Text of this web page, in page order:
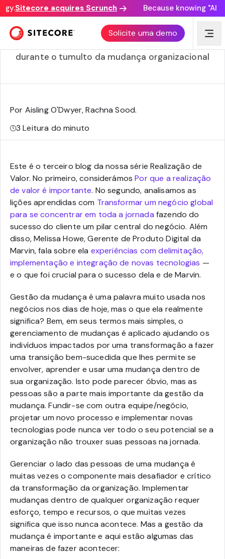
Sitecore acquires Scrunch Because knowing "AI
Solicite uma demo
Cinco formas de inspirar a gestão da mudança
Explore cinco maneiras de apoiar suas equipes
durante o tumulto da mudança organizacional
Por Aisling O'Dwyer, Rachna Sood.
3Leitura do minuto
Este é o terceiro blog da nossa série Realização de
Valor. No primeiro, considerámosPor que a realização
de valor é importante. No segundo, analisamos as
lições aprendidas com Transformar um negócio global
para se concentrar em toda a jornada fazendo do
sucesso do cliente um pilar central do negócio. Além
disso, Melissa Howe, Gerente de Produto Digital da
Marvin, fala sobre ela experiências com delimitação,
implementação e integração de novas tecnologias —
e o que foi crucial para o sucesso dela e de Marvin.
Gestão da mudança é uma palavra muito usada nos
negócios nos dias de hoje, mas o que ela realmente
significa? Bem, em seus termos mais simples, o
gerenciamento de mudanças é aplicado ajudando os
indivíduos impactados por uma transformação a fazer
uma transição bem-sucedida que lhes permite se
envolver, aprender e usar uma mudança dentro de
sua organização. Isto pode parecer óbvio, mas as
pessoas são a parte mais importante da gestão da
mudança. Fundir-se com outra equipe/negócio,
projetar um novo processo e implementar novas
tecnologias pode nunca ver todo o seu potencial se a
organização não trouxer suas pessoas na jornada.
Gerenciar o lado das pessoas de uma mudança é
muitas vezes o componente mais desafiador e crítico
da transformação da organização. Implementar
mudanças dentro de qualquer organização requer
esforço, tempo e recursos, o que muitas vezes
significa que isso nunca acontece. Mas a gestão da
mudança é importante e aqui estão algumas das
maneiras de fazer acontecer: